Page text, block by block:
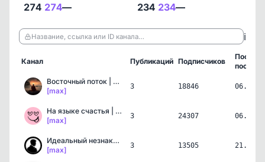
274 274— 234 234—
Название, ссылка или ID канала… ℹ️
Канал Публикаций Подписчиков
пост
Восточный поток | Самора…
[max]
3 18846
На языке счастья | Самор…
[max]
3 24307
Идеальный незнакомец
[max]
3 13505